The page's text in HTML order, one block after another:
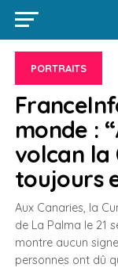
PORTRAITS
monde :
volcan la
toujours
Aux Canaries, la
de La Palma le 21
montre aucun
personnes ont dû